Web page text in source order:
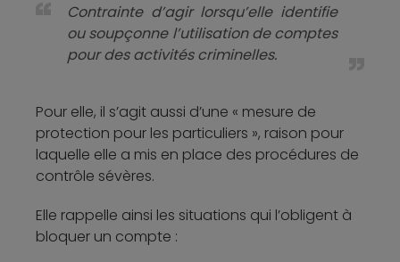
Contrainte d’agir lorsqu’elle identifie
ou soupçonne l’utilisation de comptes
pour des activités criminelles.
Pour elle, il s’agit aussi d’une « mesure de
protection pour les particuliers », raison pour
laquelle elle a mis en place des procédures de
contrôle sévères.
Elle rappelle ainsi les situations qui l’obligent à
bloquer un compte :